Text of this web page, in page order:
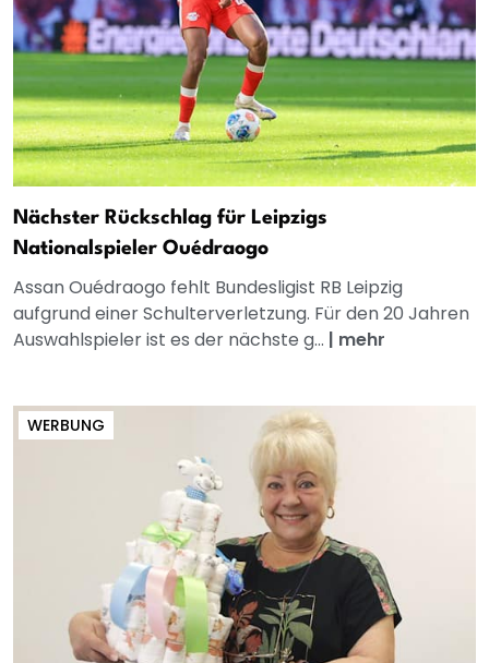
Nächster Rückschlag für Leipzigs
Nationalspieler Ouédraogo
Assan Ouédraogo fehlt Bundesligist RB Leipzig
aufgrund einer Schulterverletzung. Für den 20 Jahren
Auswahlspieler ist es der nächste g... | mehr
WERBUNG